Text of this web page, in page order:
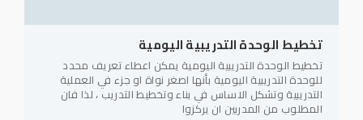
تخطيط الوحدة التدريبية اليومية
تخطيط الوحدة التدريبية اليومية يمكن اعطاء تعريف محدد
للوحدة التدريبية اليومية بأنها اصغر نواة او جزء في العملية
التدريبية وتشكل الاساس في بناء وتخطيط التدريب ، لذا فان
المطلوب من المدربين ان يركزوا